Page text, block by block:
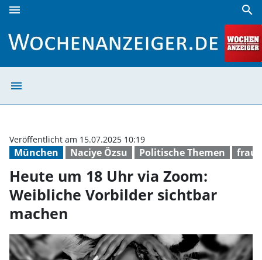
menu search
menu
München Naciye Özsu Politische Themen
Veröffentlicht am 15.07.2025 10:19
Heute um 18 Uhr via Zoom:
Weibliche Vorbilder sichtbar
machen